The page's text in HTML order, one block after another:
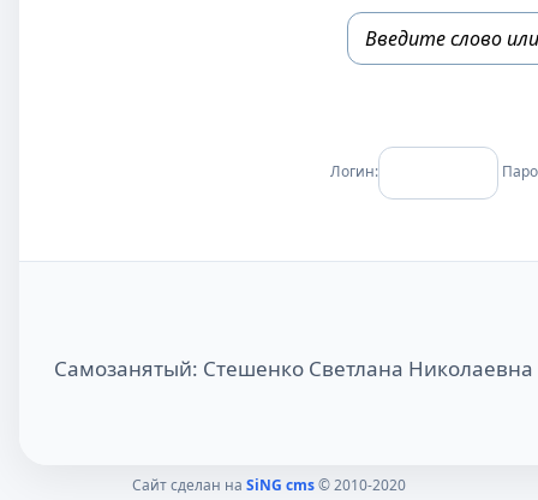
Логин:
Самозанятый: Стешенко Светлана
Сайт сделан на SiNG cms© 2010-2020